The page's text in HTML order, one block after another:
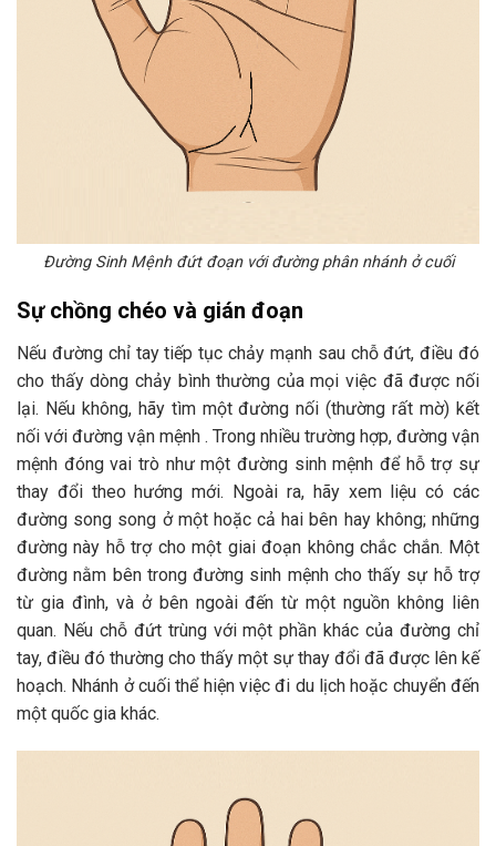
Đường Sinh Mệnh đứt đoạn với đường phân nhánh ở cuối
Sự chồng chéo và gián đoạn
Nếu đường chỉ tay tiếp tục chảy mạnh sau chỗ đứt, điều đó
cho thấy dòng chảy bình thường của mọi việc đã được nối
lại. Nếu không, hãy tìm một đường nối (thường rất mờ) kết
nối với đường vận mệnh . Trong nhiều trường hợp, đường vận
mệnh đóng vai trò như một đường sinh mệnh để hỗ trợ sự
thay đổi theo hướng mới. Ngoài ra, hãy xem liệu có các
đường song song ở một hoặc cả hai bên hay không; những
đường này hỗ trợ cho một giai đoạn không chắc chắn. Một
đường nằm bên trong đường sinh mệnh cho thấy sự hỗ trợ
từ gia đình, và ở bên ngoài đến từ một nguồn không liên
quan. Nếu chỗ đứt trùng với một phần khác của đường chỉ
tay, điều đó thường cho thấy một sự thay đổi đã được lên kế
hoạch. Nhánh ở cuối thể hiện việc đi du lịch hoặc chuyển đến
một quốc gia khác.